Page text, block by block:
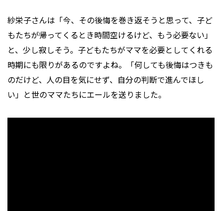
紗栄子さんは「今、その後悔を巻き返そうと思って、子ど
もたちが帰ってくるとき時間空けるけど、もう必要ない」
と、少し寂しそう。子どもたちがママを必要としてくれる
時期にも限りがあるのですよね。「何しても後悔はつきも
のだけど、人の目を気にせず、自分の判断で進んでほし
い」と世のママたちにエールを送りました。